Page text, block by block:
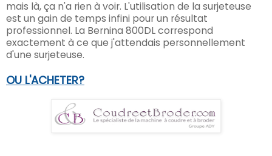
mais là, ça n'a rien à voir. L'utilisation de la surjeteuse
est un gain de temps infini pourun résultat
professionnel. La Bernina 800DL correspond
exactement à ce que j'attendais personnellement
d'une surjeteuse.
OU L'ACHETER?